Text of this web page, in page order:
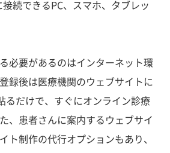
続できるPC、スマホ、タブレッ
必要があるのはインターネット環
録後は医療機関のウェブサイトに
るだけで、すぐにオンライン診療
、患者さんに案内するウェブサイ
ト制作の代行オプションもあり、